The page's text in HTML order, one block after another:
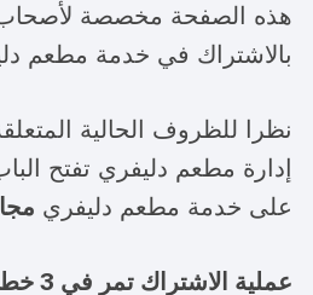
هذه الصفحة مخصصة لأصحاب
بالاشتراك في خدمة مطعم
نظرا للظروف الحالية
إدارة مطعم دليفري تفتح
على خدمة مطعم دليفري
عملية الاشتراك تمر في 3 خطوات رئيسية